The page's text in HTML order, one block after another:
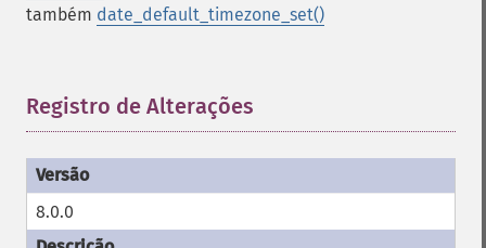
também date_default_timezone_set()
Registro de Alterações
8.0.0